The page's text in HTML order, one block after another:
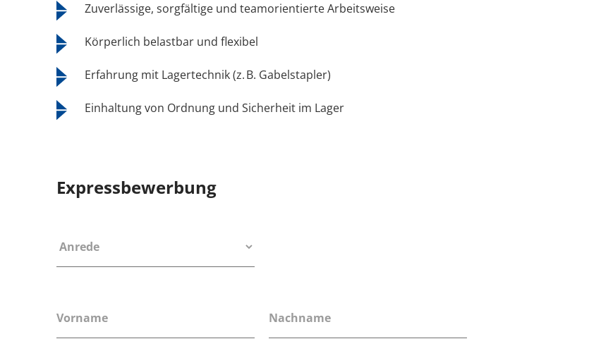
Zuverlässige, sorgfältige und teamorientierte Arbeitsweise
Körperlich belastbar und flexibel
Erfahrung mit Lagertechnik (z. B. Gabelstapler)
Einhaltung von Ordnung und Sicherheit im Lager
Expressbewerbung